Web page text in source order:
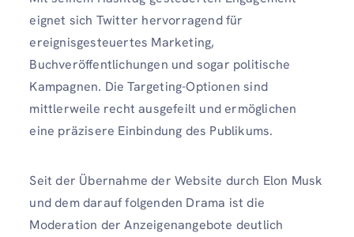
eignet sich Twitter hervorragend für
ereignisgesteuertes Marketing,
Buchveröffentlichungen und sogar politische
Kampagnen. Die Targeting-Optionen sind
mittlerweile recht ausgefeilt und ermöglichen
eine präzisere Einbindung des Publikums.
Seit der Übernahme der Website durch Elon Musk
und dem darauf folgenden Drama ist die
Moderation der Anzeigenangebote deutlich